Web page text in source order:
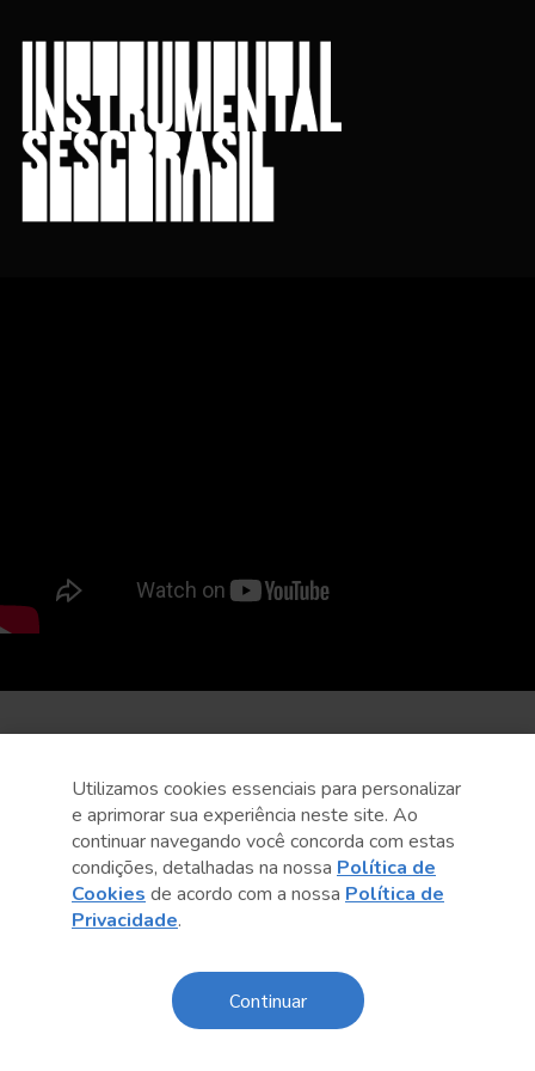
Utilizamos cookies essenciais para personalizar
e aprimorar sua experiência neste site. Ao
continuar navegando você concorda com estas
condições, detalhadas na nossa Política de
Cookies de acordo com a nossa Política de
Privacidade.
Continuar